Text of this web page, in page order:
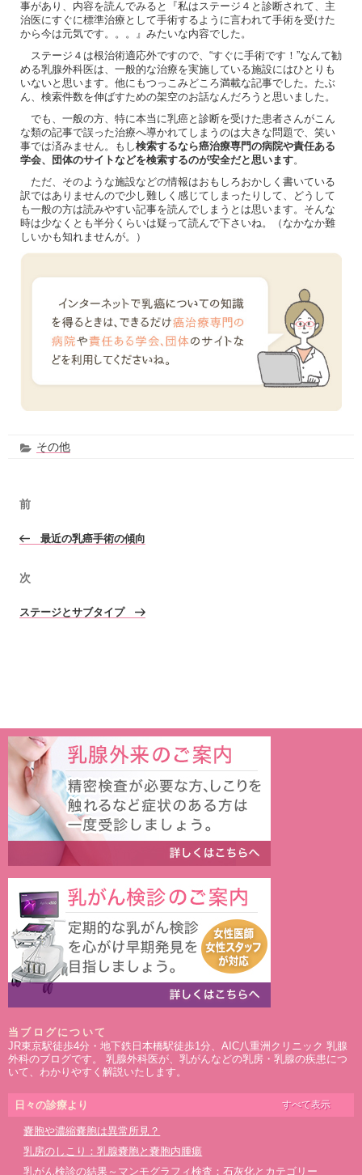
事があり、内容を読んでみると『私はステージ４と診断されて、主
治医にすぐに標準治療として手術するように言われて手術を受けた
から今は元気です。。。』みたいな内容でした。
ステージ４は根治術適応外ですので、“すぐに手術です！”なんて勧
める乳腺外科医は、一般的な治療を実施している施設にはひとりも
いないと思います。他にもつっこみどころ満載な記事でした。たぶ
ん、検索件数を伸ばすための架空のお話なんだろうと思いました。
でも、一般の方、特に本当に乳癌と診断を受けた患者さんがこん
な類の記事で誤った治療へ導かれてしまうのは大きな問題で、笑い
事では済みません。もし検索するなら癌治療専門の病院や責任ある
学会、団体のサイトなどを検索するのが安全だと思います。
ただ、そのような施設などの情報はおもしろおかしく書いている
訳ではありませんので少し難しく感じてしまったりして、どうして
も一般の方は読みやすい記事を読んでしまうとは思います。そんな
時は少なくとも半分くらいは疑って読んで下さいね。（なかなか難
しいかも知れませんが。）
その他
前
最近の乳癌手術の傾向
次
ステージとサブタイプ
当ブログについて
JR東京駅徒歩4分・地下鉄日本橋駅徒歩1分、AIC八重洲クリニック 乳腺
外科のブログです。 乳腺外科医が、乳がんなどの乳房・乳腺の疾患につ
いて、わかりやすく解説いたします。
日々の診療より すべて表示
嚢胞や濃縮嚢胞は異常所見？
乳房のしこり：乳腺嚢胞と嚢胞内腫瘍
乳がん検診の結果～マンモグラフィ検査：石灰化とカテゴリー